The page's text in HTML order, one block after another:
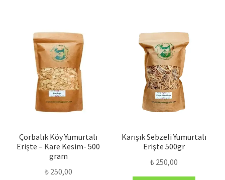
Çorbalık Köy Yumurtalı
Erişte – Kare Kesim- 500
gram
₺250,00
Karışık Sebzeli Yumurtalı
Erişte 500gr
₺ 250,00